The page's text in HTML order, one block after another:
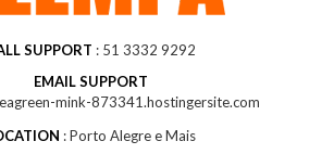
SUPPORT
51 3332 9292
EMAIL SUPPORT
mink-873341.hostingersite.com
Porto Alegre e Mais